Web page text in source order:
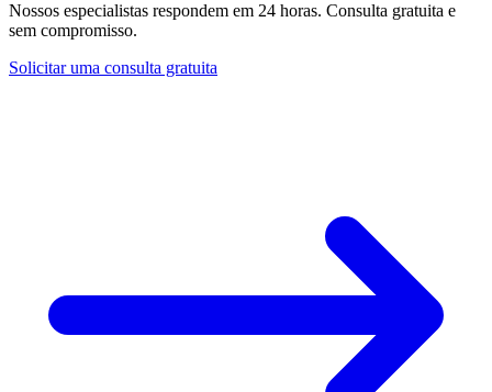
Nossos especialistas respondem em 24 horas. Consulta gratuita e
sem compromisso.
Solicitar uma consulta gratuita